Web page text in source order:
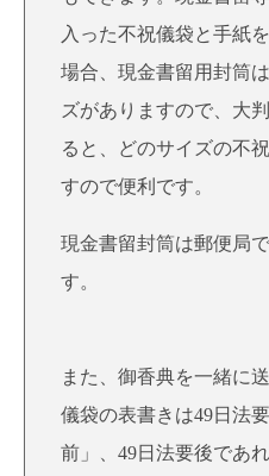
入った不祝儀袋と手紙
場合、現金書留用封筒
ズがありますので、大
ると、どのサイズの不
すので便利です。
現金書留封筒は郵便局
す。
また、御香典を一緒に
儀袋の表書きは49日法
前」、49日法要後であ